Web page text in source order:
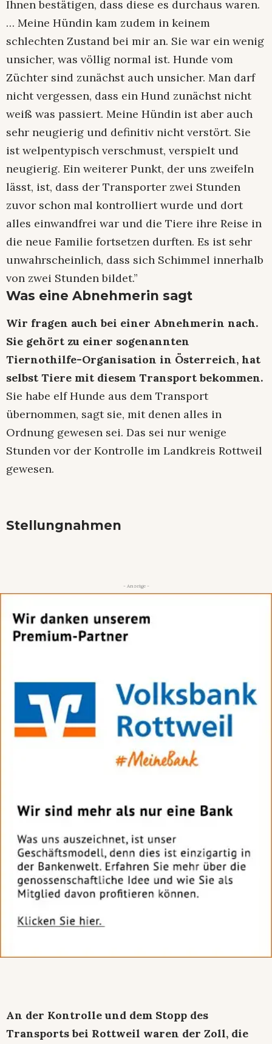
Ihnen bestätigen, dass diese es durchaus waren.
… Meine Hündin kam zudem in keinem
schlechten Zustand bei mir an. Sie war ein wenig
unsicher, was völlig normal ist. Hunde vom
Züchter sind zunächst auch unsicher. Man darf
nicht vergessen, dass ein Hund zunächst nicht
weiß was passiert. Meine Hündin ist aber auch
sehr neugierig und definitiv nicht verstört. Sie
ist welpentypisch verschmust, verspielt und
neugierig. Ein weiterer Punkt, der uns zweifeln
lässt, ist, dass der Transporter zwei Stunden
zuvor schon mal kontrolliert wurde und dort
alles einwandfrei war und die Tiere ihre Reise in
die neue Familie fortsetzen durften. Es ist sehr
unwahrscheinlich, dass sich Schimmel innerhalb
von zwei Stunden bildet.”
Was eine Abnehmerin sagt
Wir fragen auch bei einer Abnehmerin nach.
Sie gehört zu einer sogenannten
Tiernothilfe-Organisation in Österreich, hat
selbst Tiere mit diesem Transport bekommen.
Sie habe elf Hunde aus dem Transport
übernommen, sagt sie, mit denen alles in
Ordnung gewesen sei. Das sei nur wenige
Stunden vor der Kontrolle im Landkreis Rottweil
gewesen.
Stellungnahmen
- Anzeige -
An der Kontrolle und dem Stopp des
Transports bei Rottweil waren der Zoll, die